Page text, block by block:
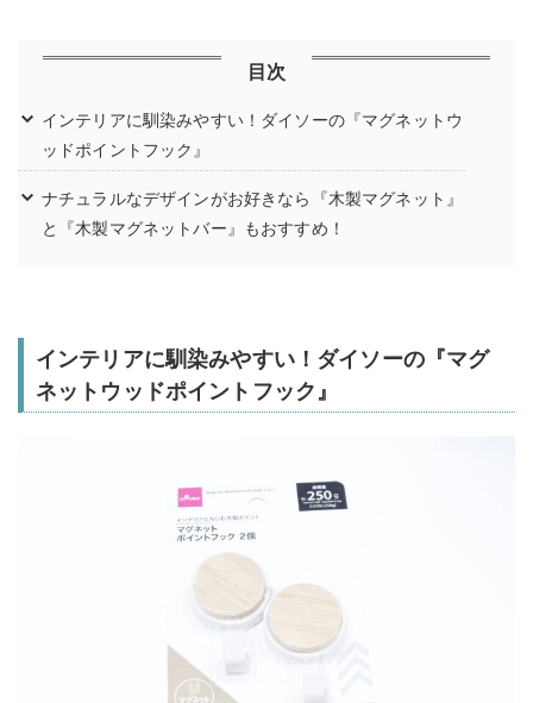
目次
インテリアに馴染みやすい！ダイソーの『マグネットウ
ッドポイントフック』
ナチュラルなデザインがお好きなら『木製マグネット』
と『木製マグネットバー』もおすすめ！
インテリアに馴染みやすい！ダイソーの『マグ
ネットウッドポイントフック』